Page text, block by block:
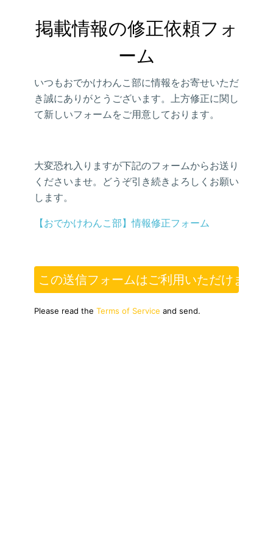
掲載情報の修正依頼フォ
ーム
いつもおでかけわんこ部に情報をお寄せいただ
き誠にありがとうございます。上方修正に関し
て新しいフォームをご用意しております。
大変恐れ入りますが下記のフォームからお送り
くださいませ。どうぞ引き続きよろしくお願い
します。
【おでかけわんこ部】情報修正フォーム
この送信フォームはご利用いただけません
Please read the Terms of Service and send.